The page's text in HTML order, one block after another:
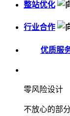
整站优化
行业合作
优质服
零风险设计
不放心的部